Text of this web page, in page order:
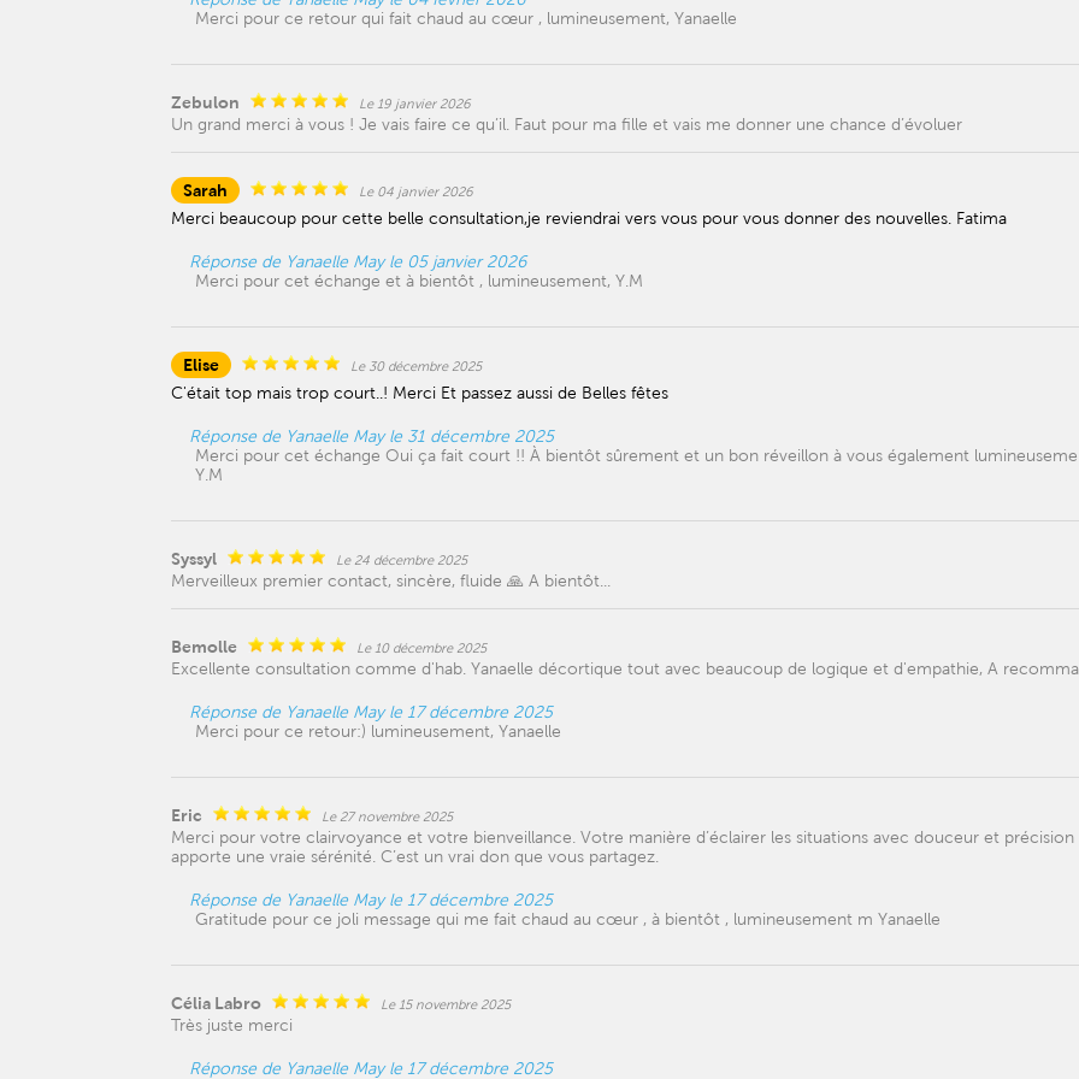
Merci pour ce retour qui fait chaud au cœur , lumineusement, Yanaelle
Zebulon Le 19 janvier 2026
Un grand merci à vous ! Je vais faire ce qu’il. Faut pour ma fille et vais me donner une chance d’évoluer
Sarah Le 04 janvier 2026
Merci beaucoup pour cette belle consultation,je reviendrai vers vous pour vous donner des nouvelles. Fatima
Réponse de Yanaelle May le 05 janvier 2026
Merci pour cet échange et à bientôt , lumineusement, Y.M
Elise Le 30 décembre 2025
C'était top mais trop court..! Merci Et passez aussi de Belles fêtes
Réponse de Yanaelle May le 31 décembre 2025
Merci pour cet échange Oui ça fait court !! À bientôt sûrement et un bon réveillon à vous également
Y.M
Syssyl Le 24 décembre 2025
Merveilleux premier contact, sincère, fluide 🙏 A bientôt...
Bemolle Le 10 décembre 2025
Excellente consultation comme d'hab. Yanaelle décortique tout avec beaucoup de logique et d'empathie, A
Réponse de Yanaelle May le 17 décembre 2025
Merci pour ce retour:) lumineusement, Yanaelle
Eric Le 27 novembre 2025
Merci pour votre clairvoyance et votre bienveillance. Votre manière d’éclairer les situations avec douceur et précision
apporte une vraie sérénité. C’est un vrai don que vous partagez.
Réponse de Yanaelle May le 17 décembre 2025
Gratitude pour ce joli message qui me fait chaud au cœur , à bientôt , lumineusement m Yanaelle
Célia Labro Le 15 novembre 2025
Très juste merci
Réponse de Yanaelle May le 17 décembre 2025